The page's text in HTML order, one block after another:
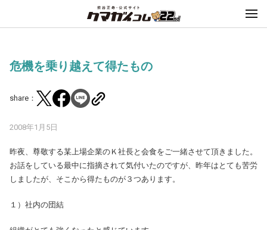
危機を乗り越えて得たもの
share：
2008年1月5日
昨夜、尊敬する某上場企業のＫ社長と会食をご一緒させて頂きました。
お話をしている最中に指摘されて気付いたのですが、昨年はとても苦労
しましたが、そこから得たものが３つあります。
１）社内の団結